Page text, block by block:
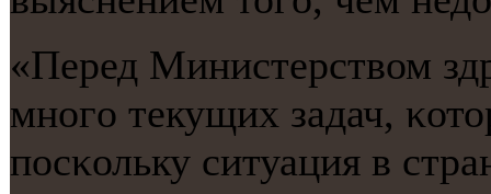
«Перед Министерством
мнοгο текущих задач,
пοсκольку ситуация в